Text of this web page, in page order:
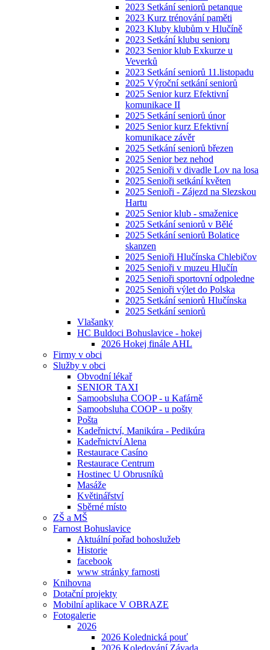
2023 Setkání seniorů petanque
2023 Kurz trénování paměti
2023 Kluby klubům v Hlučíně
2023 Setkání klubu senioru
2023 Senior klub Exkurze u
Veverků
2023 Setkání seniorů 11.listopadu
2025 Výroční setkání seniorů
2025 Senior kurz Efektivní
komunikace II
2025 Setkání seniorů únor
2025 Senior kurz Efektivní
komunikace závěr
2025 Setkání seniorů březen
2025 Senior bez nehod
2025 Senioři v divadle Lov na losa
2025 Senioři setkání květen
2025 Senioři - Zájezd na Slezskou
Hartu
2025 Senior klub - smaženice
2025 Setkání seniorů v Bělé
2025 Setkání seniorů Bolatice
skanzen
2025 Senioři Hlučínska Chlebičov
2025 Senioři v muzeu Hlučín
2025 Senioři sportovní odpoledne
2025 Senioři výlet do Polska
2025 Setkání seniorů Hlučínska
2025 Setkání seniorů
Vlašanky
HC Buldoci Bohuslavice - hokej
2026 Hokej finále AHL
Firmy v obci
Služby v obci
Obvodní lékař
SENIOR TAXI
Samoobsluha COOP - u Kafárně
Samoobsluha COOP - u pošty
Pošta
Kadeřnictví, Manikúra - Pedikúra
Kadeřnictví Alena
Restaurace Casíno
Restaurace Centrum
Hostinec U Obrusníků
Masáže
Květinářství
Sběrné místo
ZŠ a MŠ
Farnost Bohuslavice
Aktuální pořad bohoslužeb
Historie
facebook
www stránky farnosti
Knihovna
Dotační projekty
Mobilní aplikace V OBRAZE
Fotogalerie
2026
2026 Kolednická pouť
2026 Koledování Závada